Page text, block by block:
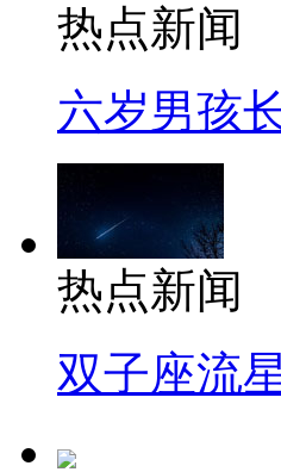
热点新闻
六岁男孩
热点新闻
双子座流